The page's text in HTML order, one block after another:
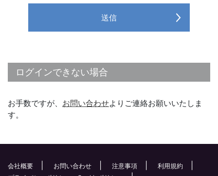
送信
ログインできない場合
お手数ですが、 お問い合わせよりご連絡お願いいたしま
す。
会社概要 お問い合わせ 注意事項
利用規約